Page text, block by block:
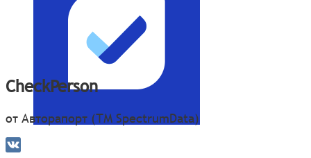
CheckPerson
от Авторапорт (ТМ SpectrumData)